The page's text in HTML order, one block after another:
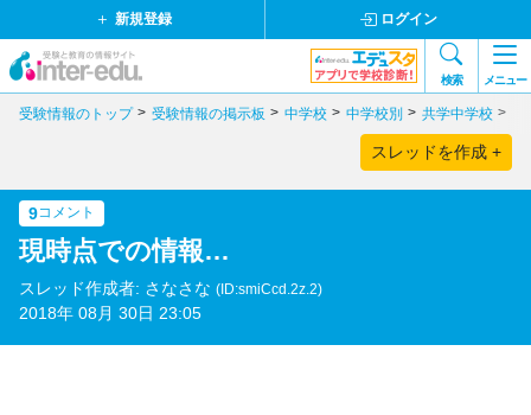
新規登録 ログイン
検索 メニュー
受験情報のトップ 受験情報の掲示板 中学校 中学校別 共学中学校
スレッドを作成 +
9コメント
現時点での情報…
スレッド作成者: さなさな (ID:smiCcd.2z.2)
2018年 08月 30日 23:05